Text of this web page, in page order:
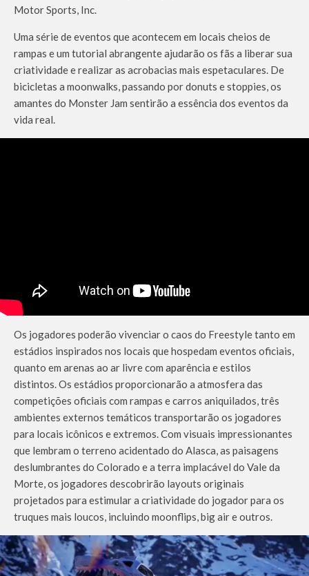
Motor Sports, Inc.
Uma série de eventos que acontecem em locais cheios de
rampas e um tutorial abrangente ajudarão os fãs a liberar sua
criatividade e realizar as acrobacias mais espetaculares. De
bicicletas a moonwalks, passando por donuts e stoppies, os
amantes do Monster Jam sentirão a essência dos eventos da
vida real.
Os jogadores poderão vivenciar o caos do Freestyle tanto em
estádios inspirados nos locais que hospedam eventos oficiais,
quanto em arenas ao ar livre com aparência e estilos
distintos. Os estádios proporcionarão a atmosfera das
competições oficiais com rampas e carros aniquilados, três
ambientes externos temáticos transportarão os jogadores
para locais icônicos e extremos. Com visuais impressionantes
que lembram o terreno acidentado do Alasca, as paisagens
deslumbrantes do Colorado e a terra implacável do Vale da
Morte, os jogadores descobrirão layouts originais
projetados para estimular a criatividade do jogador para os
truques mais loucos, incluindo moonflips, big air e outros.